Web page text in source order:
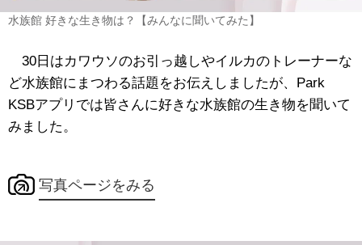
水族館 好きな生き物は？【みんなに聞いてみた】
30日はカワウソのお引っ越しやイルカのトレーナーな
ど水族館にまつわる話題をお伝えしましたが、Park
KSBアプリでは皆さんに好きな水族館の生き物を聞いて
みました。
写真ページをみる